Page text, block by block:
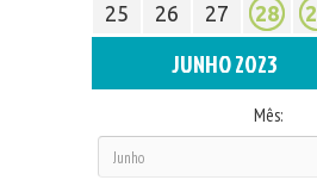
25
26 27 28
JUNHO 2023
Mês: